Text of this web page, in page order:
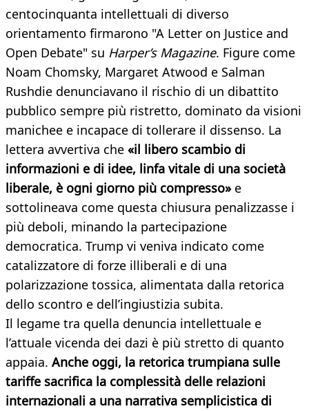
centocinquanta intellettuali di diverso
orientamento firmarono "A Letter on Justice and
Open Debate" su Harper’s Magazine. Figure come
Noam Chomsky, Margaret Atwood e Salman
Rushdie denunciavano il rischio di un dibattito
pubblico sempre più ristretto, dominato da visioni
manichee e incapace di tollerare il dissenso. La
lettera avvertiva che «il libero scambio di
informazioni e di idee, linfa vitale di una società
liberale, è ogni giorno più compresso» e
sottolineava come questa chiusura penalizzasse i
più deboli, minando la partecipazione
democratica. Trump vi veniva indicato come
catalizzatore di forze illiberali e di una
polarizzazione tossica, alimentata dalla retorica
dello scontro e dell’ingiustizia subita.
Il legame tra quella denuncia intellettuale e
l’attuale vicenda dei dazi è più stretto di quanto
appaia. Anche oggi, la retorica trumpiana sulle
tariffe sacrifica la complessità delle relazioni
internazionali a una narrativa semplicistica di